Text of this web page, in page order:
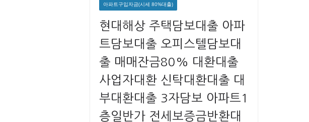
아파트구입자금(시세 80%대출)
현대해상 주택담보대출 아파
트담보대출 오피스텔담보대
출 매매잔금80% 대환대출
사업자대환 신탁대환대출 대
부대환대출 3자담보 아파트1
층일반가 전세보증금반환대